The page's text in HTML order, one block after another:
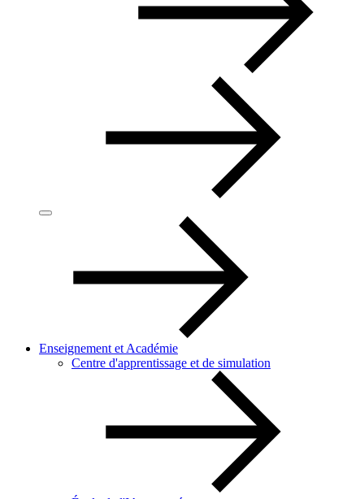
Enseignement et Académie
Centre d'apprentissage et de simulation